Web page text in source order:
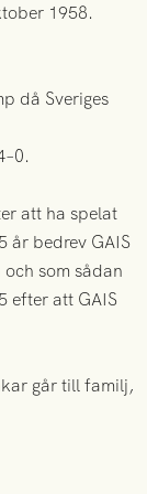
1958.
då Sveriges
att ha spelat
år bedrev GAIS
som sådan
efter att GAIS
går till familj,